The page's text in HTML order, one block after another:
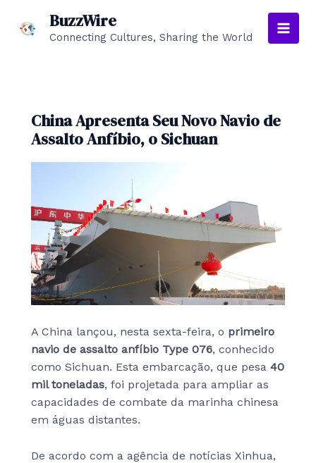
BuzzWire
Connecting Cultures, Sharing the World
Main
China Apresenta Seu Novo Navio de
Assalto Anfíbio, o Sichuan
A China lançou, nesta sexta-feira, o primeiro
navio de assalto anfíbio Type 076, conhecido
como Sichuan. Esta embarcação, que pesa 40
mil toneladas, foi projetada para ampliar as
capacidades de combate da marinha chinesa
em águas distantes.
De acordo com a agência de notícias Xinhua,